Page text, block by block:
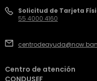
Solicitud de Tarjeta
55 4000 4160
Centro de atención